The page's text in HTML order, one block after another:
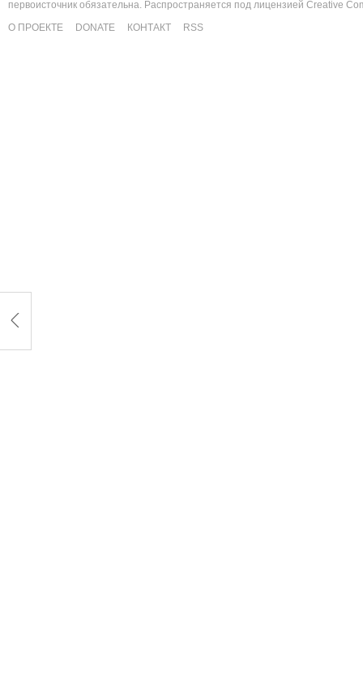
первоисточник обязательна. Распространяется под лицензией Creative
О ПРОЕКТЕ
DONATE КОНТАКТ RSS